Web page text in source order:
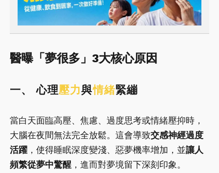
醫曝「夢很多」3大核心原因
一、 心理壓力與情緒緊繃
當白天面臨高壓、焦慮、過度思考或情緒壓抑時，
大腦在夜間無法完全放鬆。這會導致交感神經過度
活躍 ，使得睡眠深度變淺、惡夢機率增加，並讓人
頻繁從夢中驚醒 ，進而對夢境留下深刻印象。